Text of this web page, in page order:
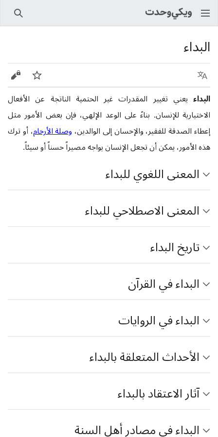
بحث
البداء
اللغة راقب
البداء يعني تغيير المقدرات غير الحتمية الناتجة عن الأفعال
الاختيارية للإنسان. بناءً على الوعد الإلهي، فإن بعض الأمور مثل
إعطاء الصدقة للفقير، والإحسان إلى الوالدين، وصلة الأرحام، أو ترك
هذه الأمور، يمكن أن تجعل الإنسان يواجه مصيراً حسناً أو سيئاً.
المعنى اللغوي للبداء
المعنى الاصطلاحي للبداء
تاريخ البداء
البداء في القرآن
البداء في الروايات
الأحداث المتعلقة بالبداء
آثار الاعتقاد بالبداء
البداء في مصادر أهل السنة